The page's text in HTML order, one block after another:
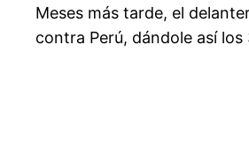
Meses más tarde, el
contra Perú, dándole así los